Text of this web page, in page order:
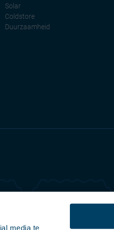
media te
Solar
Coldstore
Duurzaamheid